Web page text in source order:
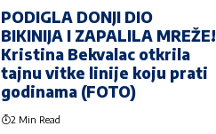
PODIGLA DONJI DIO
BIKINIJA I ZAPALILA MREŽE!
Kristina Bekvalac otkrila
tajnu vitke linije koju prati
godinama (FOTO)
2 Min Read